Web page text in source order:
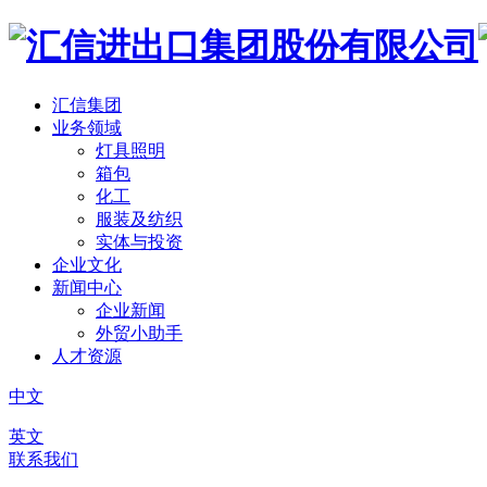
汇信集团
业务领域
灯具照明
箱包
化工
服装及纺织
实体与投资
企业文化
新闻中心
企业新闻
外贸小助手
人才资源
中文
英文
联系我们